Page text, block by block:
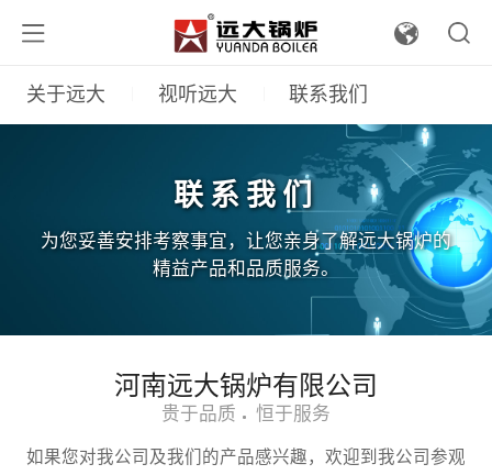
关于远大 视听远大 联系我们
联系我们
为您妥善安排考察事宜，让您亲身了解远大锅炉的
精益产品和品质服务。
河南远大锅炉有限公司
贵于品质 恒于服务
如果您对我公司及我们的产品感兴趣，欢迎到我公司参观